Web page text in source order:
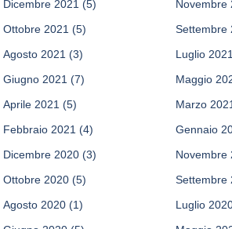
Dicembre 2021 (5) Novembre
Ottobre 2021 (5) Settembre
Agosto 2021 (3) Luglio 2021
Giugno 2021 (7) Maggio
Aprile 2021 (5) Marzo 2021
Febbraio 2021 (4) Gennaio
Dicembre 2020 (3) Novembre
Ottobre 2020 (5) Settembre
Agosto 2020 (1) Luglio